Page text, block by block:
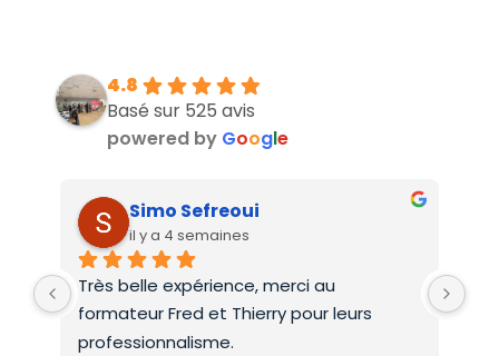
4.8
Basé sur 525 avis
powered by Google
Simo Sefreoui
il y a 4 semaines
Très belle expérience, merci au
formateur Fred et Thierry pour leurs
professionnalisme.